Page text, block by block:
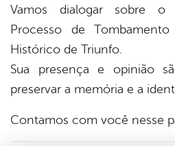
Vamos dialogar sobre o
Processo de
Histórico de Triunfo.
Sua presença e opinião
preservar a memória e a
Contamos com você nesse